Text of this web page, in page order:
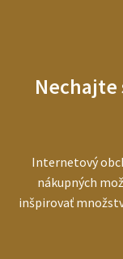
ľudí
Internetový
nákupných
inšpirovať